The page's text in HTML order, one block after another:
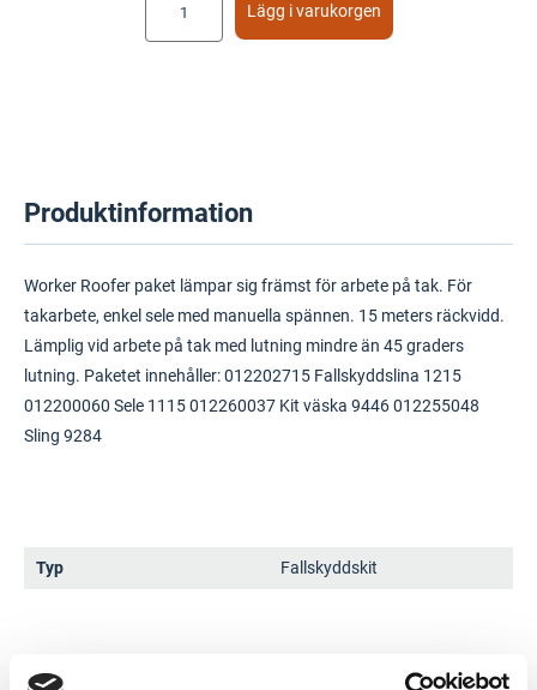
Lägg i varukorgen
Produktinformation
Worker Roofer paket lämpar sig främst för arbete på tak. För
takarbete, enkel sele med manuella spännen. 15 meters räckvidd.
Lämplig vid arbete på tak med lutning mindre än 45 graders
lutning. Paketet innehåller: 012202715 Fallskyddslina 1215
012200060 Sele 1115 012260037 Kit väska 9446 012255048
Sling 9284
Typ Fallskyddskit